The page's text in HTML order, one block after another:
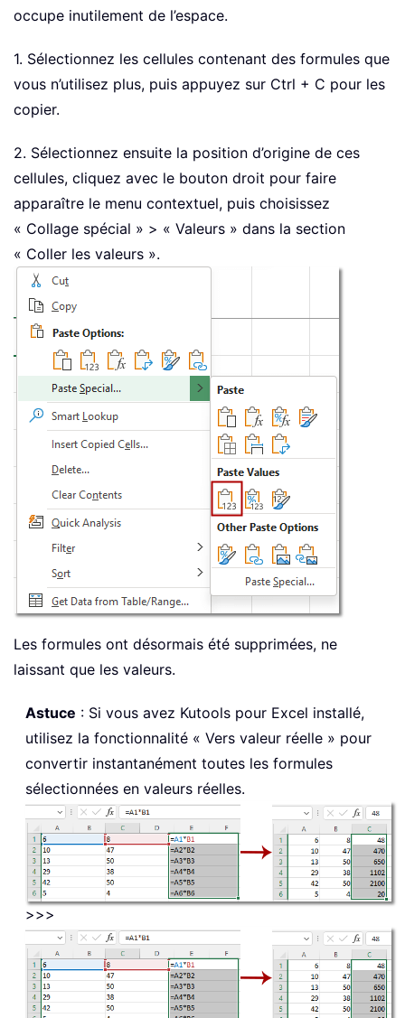
occupe inutilement de l’espace.
1. Sélectionnez les cellules contenant des formules que
vous n’utilisez plus, puis appuyez sur Ctrl + C pour les
copier.
2. Sélectionnez ensuite la position d’origine de ces
cellules, cliquez avec le bouton droit pour faire
apparaître le menu contextuel, puis choisissez
« Collage spécial » > « Valeurs » dans la section
« Coller les valeurs ».
Les formules ont désormais été supprimées, ne
laissant que les valeurs.
Astuce : Si vous avez Kutools pour Excel installé,
utilisez la fonctionnalité « Vers valeur réelle » pour
convertir instantanément toutes les formules
sélectionnées en valeurs réelles.
>>>